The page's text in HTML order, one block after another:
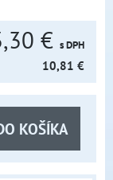
€ s DPH
10,81 €
KOŠÍKA